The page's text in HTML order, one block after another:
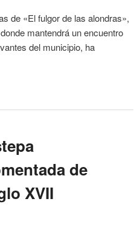
de «El fulgor de las alondras»,
mantendrá un encuentro
del municipio, ha
de
XVII